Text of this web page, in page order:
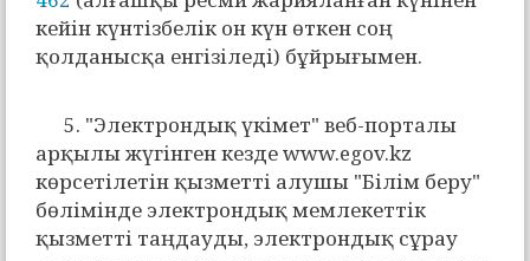
кейін күнтізбелік он күн өткен соң
қолданысқа енгізіледі) бұйрығымен.
5. "Электрондық үкімет" веб-порталы
арқылы жүгінген кезде www.egov.kz
көрсетілетін қызметті алушы "Білім беру"
бөлімінде электрондық мемлекеттік
қызметті таңдауды, электрондық сұрау